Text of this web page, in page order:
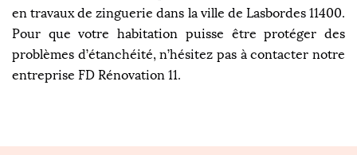
en travaux de zinguerie dans la ville de Lasbordes 11400.
Pour que votre habitation puisse être protéger des
problèmes d’étanchéité, n’hésitez pas à contacter notre
entreprise FD Rénovation 11.